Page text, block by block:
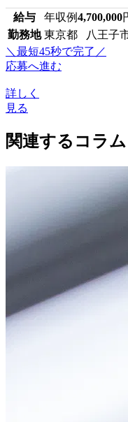
給与 年収例4,700,000
勤務地 東京都 八王子
＼最短45秒で完了／
応募へ進む
詳しく
見る
関連するコラム